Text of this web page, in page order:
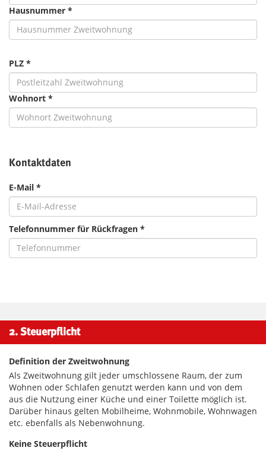
Hausnummer *
PLZ *
Wohnort *
Kontaktdaten
E-Mail *
Telefonnummer für Rückfragen *
2. Steuerpflicht
Definition der Zweitwohnung
Als Zweitwohnung gilt jeder umschlossene Raum, der zum
Wohnen oder Schlafen genutzt werden kann und von dem
aus die Nutzung einer Küche und einer Toilette möglich ist.
Darüber hinaus gelten Mobilheime, Wohnmobile, Wohnwagen
etc. ebenfalls als Nebenwohnung.
Keine Steuerpflicht